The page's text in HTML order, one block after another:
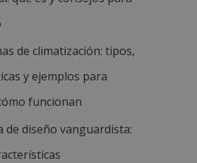
de climatización: tipos,
y ejemplos para
funcionan
de diseño vanguardista: